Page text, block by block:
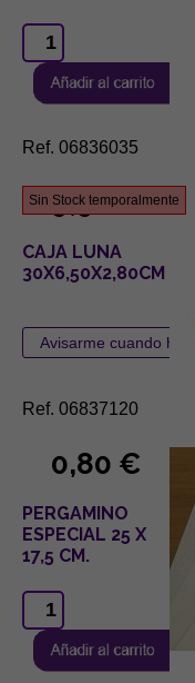
Ref. 06836035
Sin Stock temporalmente
9,96 €
CAJA LUNA
30X6,50X2,80CM
Ref. 06837120
0,80 €
PERGAMINO
ESPECIAL 25 X
17,5 CM.